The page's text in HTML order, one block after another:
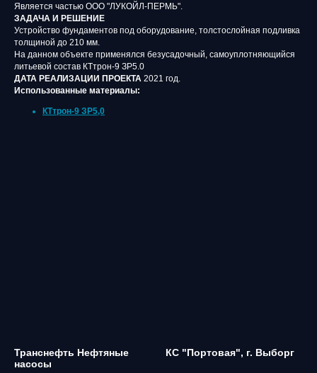
Является частью ООО "ЛУКОЙЛ-ПЕРМЬ".
ЗАДАЧА И РЕШЕНИЕ
Устройство фундаментов под оборудование, толстослойная подливка
толщиной до 210 мм.
На данном объекте применялся безусадочный, самоуплотняющийся
литьевой состав КТтрон-9 ЗР5.0
ДАТА РЕАЛИЗАЦИИ ПРОЕКТА 2021 год.
Использованные материалы:
КТтрон-9 ЗР5,0
Транснефть Нефтяные
насосы
КС "Портовая", г. Выборг